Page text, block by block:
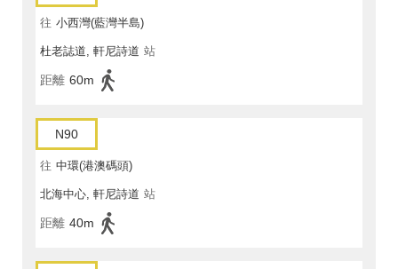
往 小西灣(藍灣半島)
杜老誌道, 軒尼詩道 站
距離 60m
N90
往 中環(港澳碼頭)
北海中心, 軒尼詩道 站
距離 40m